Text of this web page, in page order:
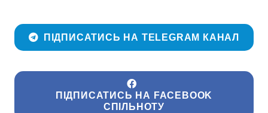
ПІДПИСАТИСЬ НА TELEGRAM КАНАЛ
ПІДПИСАТИСЬ НА FACEBOOK
СПІЛЬНОТУ